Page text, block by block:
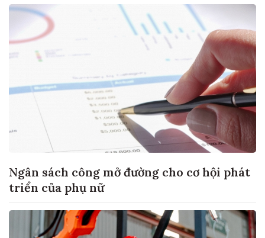
Ngân sách công mở đường cho cơ hội phát
triển của phụ nữ